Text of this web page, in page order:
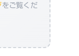
をご覧くだ